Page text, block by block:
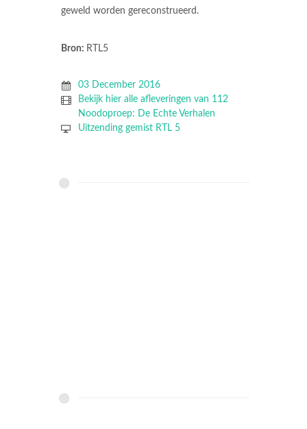
geweld worden gereconstrueerd.
Bron: RTL5
03 December 2016
Bekijk hier alle afleveringen van 112
Noodoproep: De Echte Verhalen
Uitzending gemist RTL 5